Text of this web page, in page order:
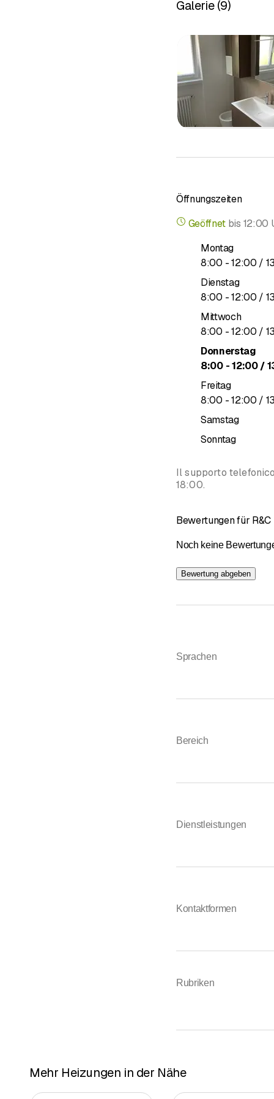
Wählen Sie Ihren
Was wir tun
NEUE
Galerie (9)
Öffnungszeiten
Geöffnet bis 12:00
Montag
8:00 - bis
12:00 / 13
Dienstag
8:00 - bis
12:00 / 13
Mittwoch
8:00 - bis
12:00 / 13
Donnerstag
8:00 - bis
12:00/
Freitag
8:00 - bis
12:00 / 13
Samstag
Sonntag
Il supporto
18:00.
Bewertungen für
Noch keine
Bewertung abgeben
Sprachen
Bereich
Dienstleistungen
Kontaktformen
Rubriken
Mehr Heizungen in der Nähe